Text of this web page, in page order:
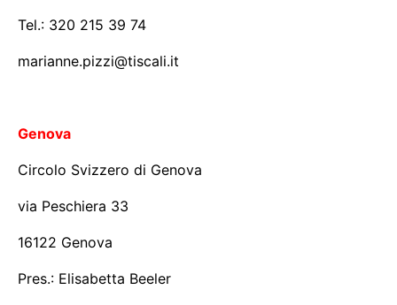
Tel.: 320 215 39 74
marianne.pizzi@tiscali.it
Genova
Circolo Svizzero di Genova
via Peschiera 33
16122 Genova
Pres.: Elisabetta Beeler